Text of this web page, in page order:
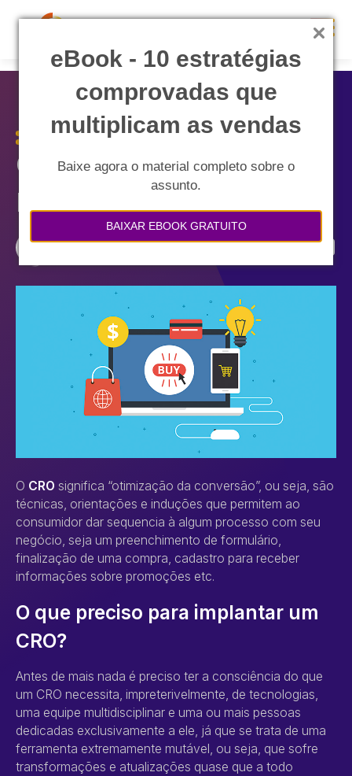
eBook - 10 estratégias
comprovadas que
multiplicam as vendas
Baixe agora o material completo sobre o
assunto.
BAIXAR EBOOK GRATUITO
O que é CRO – Conversion
Rate Optimization?
O CRO significa “otimização da conversão”, ou seja, são
técnicas, orientações e induções que permitem ao
consumidor dar sequencia à algum processo com seu
negócio, seja um preenchimento de formulário,
finalização de uma compra, cadastro para receber
informações sobre promoções etc.
O que preciso para implantar um
CRO?
Antes de mais nada é preciso ter a consciência do que
um CRO necessita, impreterivelmente, de tecnologias,
uma equipe multidisciplinar e uma ou mais pessoas
dedicadas exclusivamente a ele, já que se trata de uma
ferramenta extremamente mutável, ou seja, que sofre
transformações e atualizações quase que a todo